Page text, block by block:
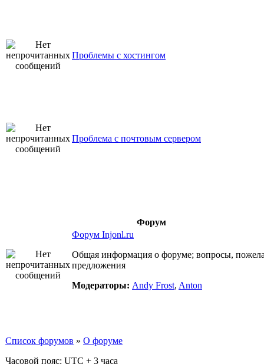
Проблемы с хостингом
Проблема с почтовым сервером
Форум
Форум Injonl.ru
Общая информация о форуме; вопросы,
предложения
Модераторы: Andy Frost, Anton
Список форумов » О форуме
Часовой пояс: UTC + 3 часа